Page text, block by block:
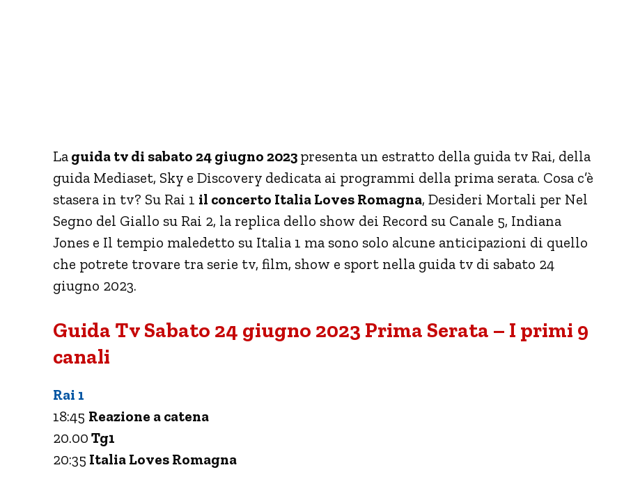
La guida tv di sabato 24 giugno 2023 presenta un estratto della guida tv Rai, della
guida Mediaset, Sky e Discovery dedicata ai programmi della prima serata. Cosa c’è
stasera in tv? Su Rai 1 il concerto Italia Loves Romagna, Desideri Mortali per Nel
Segno del Giallo su Rai 2, la replica dello show dei Record su Canale 5, Indiana
Jones e Il tempio maledetto su Italia 1 ma sono solo alcune anticipazioni di quello
che potrete trovare tra serie tv, film, show e sport nella guida tv di sabato 24
giugno 2023.
Guida Tv Sabato 24 giugno 2023 Prima Serata – I primi 9
canali
Rai 1
18:45 Reazione a catena
20.00 Tg1
20:35 Italia Loves Romagna